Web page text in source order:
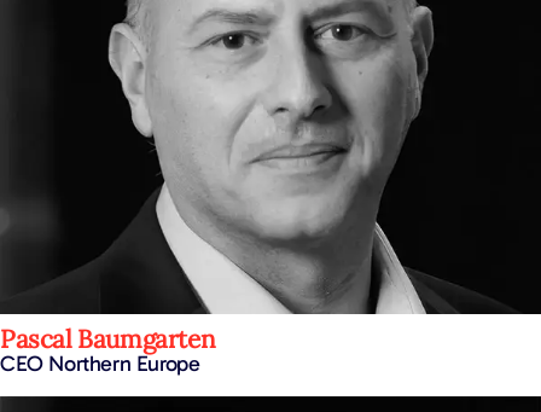
Pascal Baumgarten
CEO Northern Europe